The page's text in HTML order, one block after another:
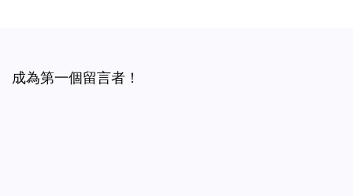
成為第一個留言者！